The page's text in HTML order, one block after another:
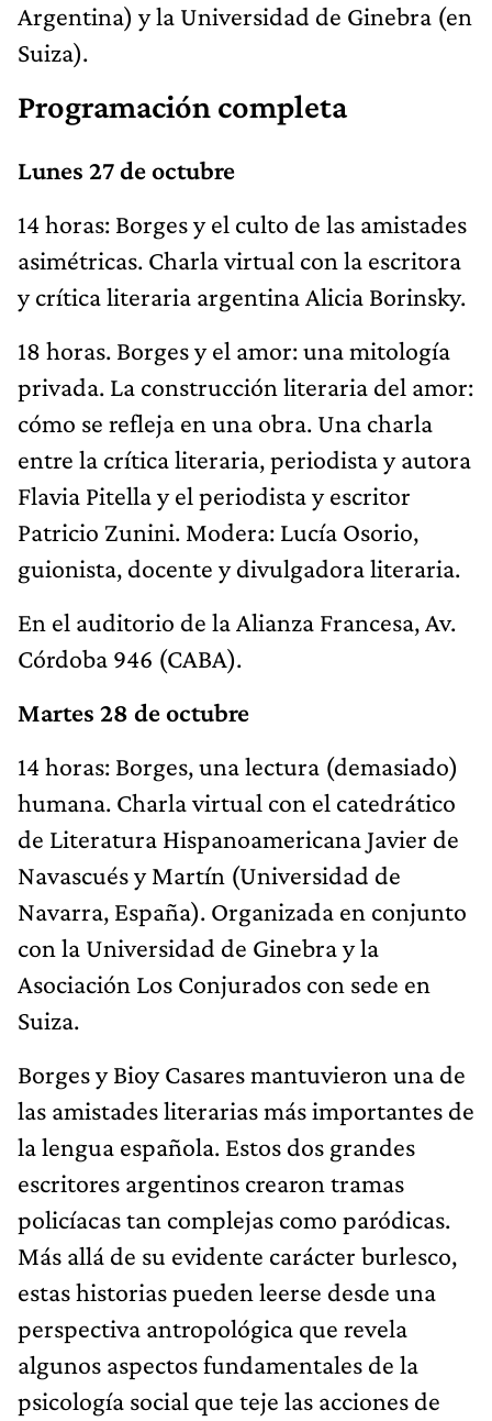
Argentina) y la Universidad de Ginebra (en
Suiza).
Programación completa
Lunes 27 de octubre
14 horas: Borges y el culto de las amistades
asimétricas. Charla virtual con la escritora
y crítica literaria argentina Alicia Borinsky.
18 horas. Borges y el amor: una mitología
privada. La construcción literaria del amor:
cómo se refleja en una obra. Una charla
entre la crítica literaria, periodista y autora
Flavia Pitella y el periodista y escritor
Patricio Zunini. Modera: Lucía Osorio,
guionista, docente y divulgadora literaria.
En el auditorio de la Alianza Francesa, Av.
Córdoba 946 (CABA).
Martes 28 de octubre
14 horas: Borges, una lectura (demasiado)
humana. Charla virtual con el catedrático
de Literatura Hispanoamericana Javier de
Navascués y Martín (Universidad de
Navarra, España). Organizada en conjunto
con la Universidad de Ginebra y la
Asociación Los Conjurados con sede en
Suiza.
Borges y Bioy Casares mantuvieron una de
las amistades literarias más importantes de
la lengua española. Estos dos grandes
escritores argentinos crearon tramas
policíacas tan complejas como paródicas.
Más allá de su evidente carácter burlesco,
estas historias pueden leerse desde una
perspectiva antropológica que revela
algunos aspectos fundamentales de la
psicología social que teje las acciones de